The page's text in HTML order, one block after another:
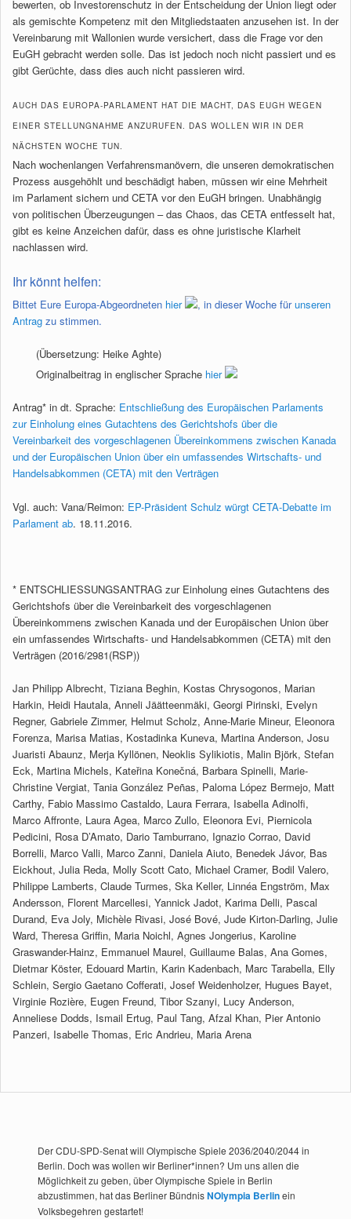
bewerten, ob Investorenschutz in der Entscheidung der Union liegt oder
als gemischte Kompetenz mit den Mitgliedstaaten anzusehen ist. In der
Vereinbarung mit Wallonien wurde versichert, dass die Frage vor den
EuGH gebracht werden solle. Das ist jedoch noch nicht passiert und es
gibt Gerüchte, dass dies auch nicht passieren wird.
AUCH DAS EUROPA-PARLAMENT HAT DIE MACHT, DAS EUGH WEGEN
EINER STELLUNGNAHME ANZURUFEN. DAS WOLLEN WIR IN DER
NÄCHSTEN WOCHE TUN.
Nach wochenlangen Verfahrensmanövern, die unseren demokratischen
Prozess ausgehöhlt und beschädigt haben, müssen wir eine Mehrheit
im Parlament sichern und CETA vor den EuGH bringen. Unabhängig
von politischen Überzeugungen – das Chaos, das CETA entfesselt hat,
gibt es keine Anzeichen dafür, dass es ohne juristische Klarheit
nachlassen wird.
Ihr könnt helfen:
Bittet Eure Europa-Abgeordneten hier , in dieser Woche fürunseren
Antrag zu stimmen.
(Übersetzung: Heike Aghte)
Originalbeitrag in englischer Sprache hier
Antrag* in dt. Sprache: Entschließung des Europäischen Parlaments
zur Einholung eines Gutachtens des Gerichtshofs über die
Vereinbarkeit des vorgeschlagenen Übereinkommens zwischen Kanada
und der Europäischen Union über ein umfassendes Wirtschafts- und
Handelsabkommen (CETA) mit den Verträgen
Vgl. auch: Vana/Reimon: EP-Präsident Schulz würgt CETA-Debatte im
Parlament ab. 18.11.2016.
* ENTSCHLIESSUNGSANTRAG zur Einholung eines Gutachtens des
Gerichtshofs über die Vereinbarkeit des vorgeschlagenen
Übereinkommens zwischen Kanada und der Europäischen Union über
ein umfassendes Wirtschafts- und Handelsabkommen (CETA) mit den
Verträgen (2016/2981(RSP))
Jan Philipp Albrecht, Tiziana Beghin, Kostas Chrysogonos, Marian
Harkin, Heidi Hautala, Anneli Jäätteenmäki, Georgi Pirinski, Evelyn
Regner, Gabriele Zimmer, Helmut Scholz, Anne-Marie Mineur, Eleonora
Forenza, Marisa Matias, Kostadinka Kuneva, Martina Anderson, Josu
Juaristi Abaunz, Merja Kyllönen, Neoklis Sylikiotis, Malin Björk, Stefan
Eck, Martina Michels, Kateřina Konečná, Barbara Spinelli, Marie-
Christine Vergiat, Tania González Peñas, Paloma López Bermejo, Matt
Carthy, Fabio Massimo Castaldo, Laura Ferrara, Isabella Adinolfi,
Marco Affronte, Laura Agea, Marco Zullo, Eleonora Evi, Piernicola
Pedicini, Rosa D’Amato, Dario Tamburrano, Ignazio Corrao, David
Borrelli, Marco Valli, Marco Zanni, Daniela Aiuto, Benedek Jávor, Bas
Eickhout, Julia Reda, Molly Scott Cato, Michael Cramer, Bodil Valero,
Philippe Lamberts, Claude Turmes, Ska Keller, Linnéa Engström, Max
Andersson, Florent Marcellesi, Yannick Jadot, Karima Delli, Pascal
Durand, Eva Joly, Michèle Rivasi, José Bové, Jude Kirton-Darling, Julie
Ward, Theresa Griffin, Maria Noichl, Agnes Jongerius, Karoline
Graswander-Hainz, Emmanuel Maurel, Guillaume Balas, Ana Gomes,
Dietmar Köster, Edouard Martin, Karin Kadenbach, Marc Tarabella, Elly
Schlein, Sergio Gaetano Cofferati, Josef Weidenholzer, Hugues Bayet,
Virginie Rozière, Eugen Freund, Tibor Szanyi, Lucy Anderson,
Anneliese Dodds, Ismail Ertug, Paul Tang, Afzal Khan, Pier Antonio
Panzeri, Isabelle Thomas, Eric Andrieu, Maria Arena
Der CDU-SPD-Senat will Olympische Spiele 2036/2040/2044 in
Berlin. Doch was wollen wir Berliner*innen? Um uns allen die
Möglichkeit zu geben, über Olympische Spiele in Berlin
abzustimmen, hat das Berliner BündnisNOlympia Berlinein
Volksbegehren gestartet!